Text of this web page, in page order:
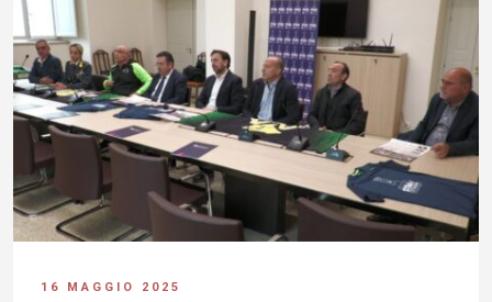
16 MAGGIO 2025